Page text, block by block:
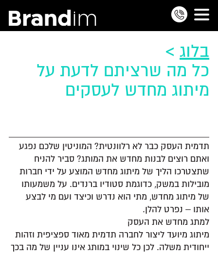
בלוג>
כל מה שרציתם לדעת על
מיתוג מחדש לעסקים
תדמית העסק כבר לא רלוונטית? המוניטין שלכם נפגע
ואתם רוצים לבנות מחדש את המותג? סביר להניח
שתצטרכו הליך של מיתוג מחדש המוצע על ידי חברות
מובילות במשק, כדוגמת סטודיו ברנדים. על משמעותו
של מיתוג מחדש, מתי הוא נדרש וכיצד ועם מי לבצע
אותו – נפרט להלן.
למתג מחדש את העסק
מיתוג מיועד ליצור לחברה תדמית מאוד ספציפית וזהות
ייחודית משלה. לכן כל שינוי במותג אינו עניין של מה בכך